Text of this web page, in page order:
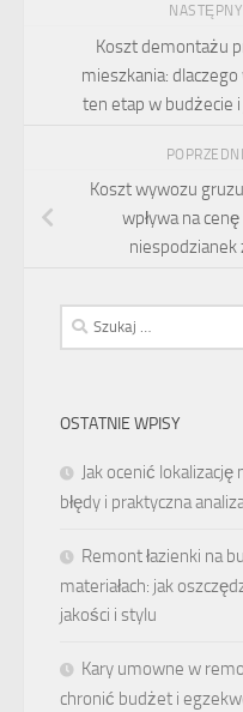
Koszt demontażu
mieszkania:
ten etap w budżecie
Koszt wywozu
wpływa na
niespodzianek
Szukaj:
OSTATNIE WPISY
Jak ocenić
błędy i praktyczna
Remont łazienki na
materiałach: jak
jakości i stylu
Kary umowne w
chronić budżet i